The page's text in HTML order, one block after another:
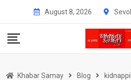
content
August 8, 2026
Khabar Samay Blog